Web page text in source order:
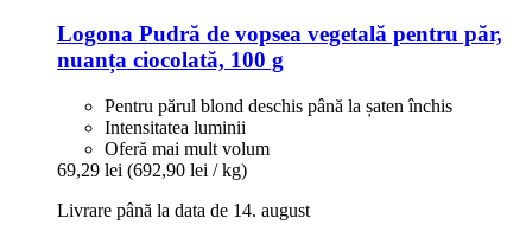
Logona Pudră de vopsea vegetală pentru păr,
nuanța ciocolată, 100 g
Pentru părul blond deschis până la șaten închis
Intensitatea luminii
Oferă mai mult volum
69,29 lei (692,90 lei / kg)
Livrare până la data de 14. august